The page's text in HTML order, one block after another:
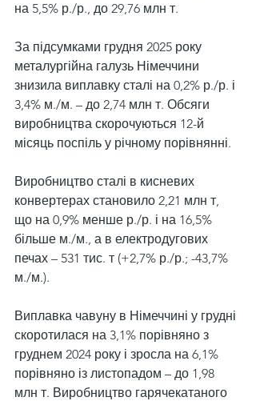
на 5,5% р./р., до 29,76 млн т.
За підсумками грудня 2025 року
металургійна галузь Німеччини
знизила виплавку сталі на 0,2% р./р. і
3,4% м./м. – до 2,74 млн т. Обсяги
виробництва скорочуються 12-й
місяць поспіль у річному порівнянні.
Виробництво сталі в кисневих
конвертерах становило 2,21 млн т,
що на 0,9% менше р./р. і на 16,5%
більше м./м., а в електродугових
печах – 531 тис. т (+2,7% р./р.; -43,7%
м./м.).
Виплавка чавуну в Німеччині у грудні
скоротилася на 3,1% порівняно з
груднем 2024 року і зросла на 6,1%
порівняно із листопадом – до 1,98
млн т. Виробництво гарячекатаного